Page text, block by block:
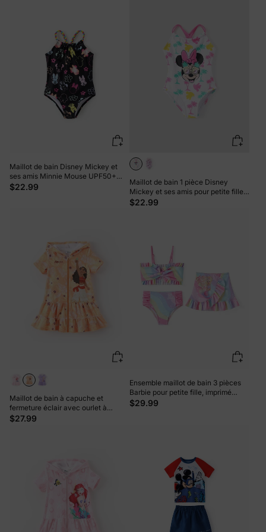
Maillot de bain Disney Mickey et
ses amis Minnie Mouse UPF50+
imprimé floral pour fille tout-
$22.99
Maillot de bain 1 pièce Disney
Mickey et ses amis pour petite fille,
imprimé floral Minnie Mouse, UPF
$22.99
Maillot de bain à capuche et
fermeture éclair avec ourlet à
volants pour petite fille Motif
$27.99
Ensemble maillot de bain 3 pièces
Barbie pour petite fille, imprimé
sirène arc-en-ciel magique,
$29.99